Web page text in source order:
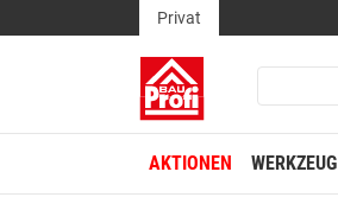
Privat
AKTIONEN WERKZEUG